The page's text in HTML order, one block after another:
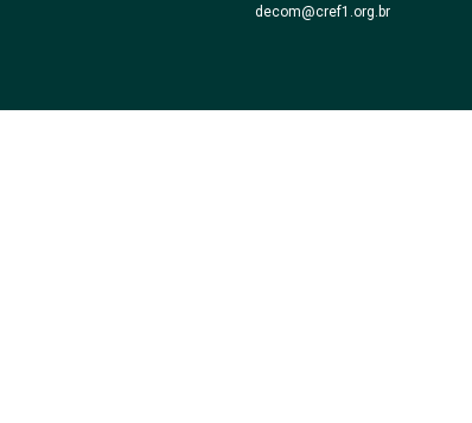
decom@cref1.org.br